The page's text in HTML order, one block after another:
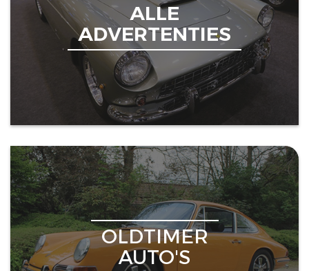
ALLE
ADVERTENTIES
OLDTIMER
AUTO'S